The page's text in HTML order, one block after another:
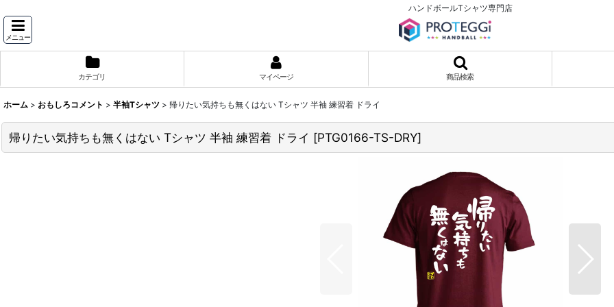
ハンドボールTシャツ専門店
メニュー
カテゴリ マイページ 商品検索
ホーム > おもしろコメント > 半袖Tシャツ > 帰りたい気持ちも無くはない Tシャツ 半袖 練習着 ドライ
帰りたい気持ちも無くはない Tシャツ 半袖 練習着 ドライ [PTG0166-TS-DRY]